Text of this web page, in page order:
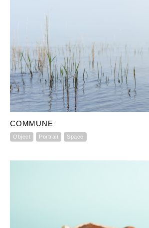
COMMUNE
Object Portrait Space